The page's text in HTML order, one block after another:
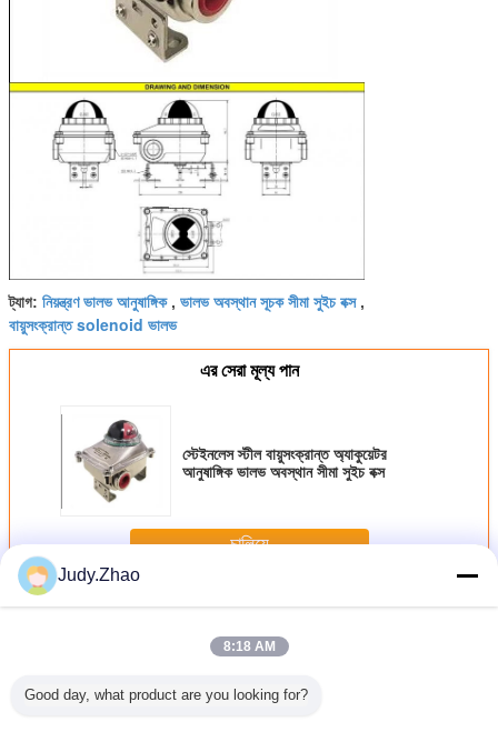
ট্যাগ: নিয়ন্ত্রণ ভালভ আনুষাঙ্গিক, ভালভ অবস্থান সূচক সীমা সুইচ বক্স,
বায়ুসংক্রান্ত solenoid ভালভ
এর সেরা মূল্য পান
স্টেইনলেস স্টীল বায়ুসংক্রান্ত অ্যাকুয়েটর
আনুষাঙ্গিক ভালভ অবস্থান সীমা সুইচ বক্স
চালিয়ে
অধিকবায়ুসংক্রান্ত ভালভ আনুষাঙ্গিক
Judy.Zhao
8:18 AM
Good day, what product are you looking for?